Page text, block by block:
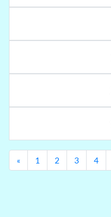
«Previous
1 2 3 4